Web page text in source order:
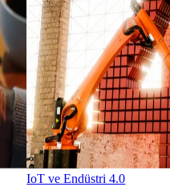
IoT ve Endüstri 4.0